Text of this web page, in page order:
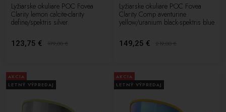
Lyžiarske okuliare POC Fovea
Clarity lemon calcite-clarity
define/spektris silver
123,75 € 179,00€
Lyžiarske okuliare POC Fovea
Clarity Comp aventurine
yellow/uranium black-spektris blue
149,25 € 219,00€
AKCIA
LETNÝ VÝPREDAJ
AKCIA
LETNÝ VÝPREDAJ